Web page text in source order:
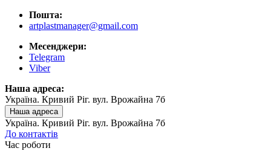
Пошта:
artplastmanager@gmail.com
Месенджери:
Telegram
Viber
Наша адреса:
Україна. Кривий Ріг. вул. Врожайна 7б
Наша адреса
Україна. Кривий Ріг. вул. Врожайна 7б
До контактів
Час роботи